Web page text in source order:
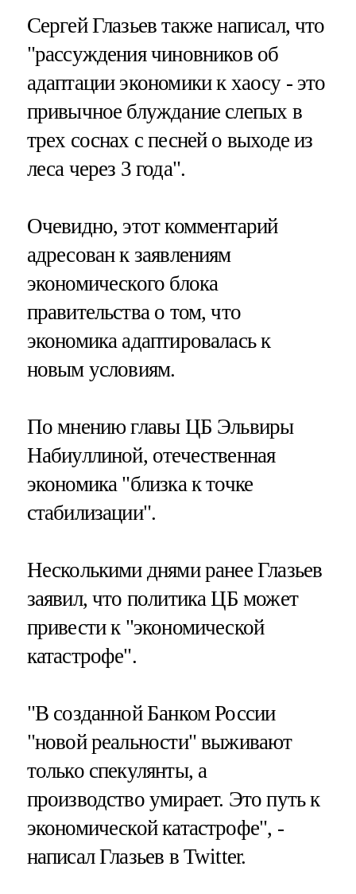
Сергей Глазьев также написал, что
"рассуждения чиновников об
адаптации экономики к хаосу - это
привычное блуждание слепых в
трех соснах с песней о выходе из
леса через 3 года".
Очевидно, этот комментарий
адресован к заявлениям
экономического блока
правительства о том, что
экономика адаптировалась к
новым условиям.
По мнению главы ЦБ Эльвиры
Набиуллиной, отечественная
экономика "близка к точке
стабилизации".
Несколькими днями ранее Глазьев
заявил, что политика ЦБ может
привести к "экономической
катастрофе".
"В созданной Банком России
"новой реальности" выживают
только спекулянты, а
производство умирает. Это путь к
экономической катастрофе", -
написал Глазьев в Twitter.